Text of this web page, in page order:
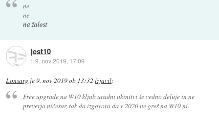
ne
ne
na žalost
jest10
::9. nov 2019, 17:09
Lonsarg je9. nov 2019 ob 13:32 izjavil:
Free upgrade na W10 kljub uradni ukinitvi še vedno deluje in ne
preverja ničesar, tak da izgovora da v 2020 ne greš na W10 ni.